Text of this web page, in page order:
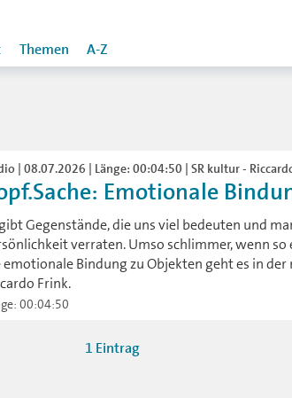
Themen A-Z
| 08.07.2026 | Länge: 00:04:50 | SR kultur -
Emotionale
Gegenstände, die uns viel bedeuten und
verraten. Umso schlimmer, wenn
emotionale Bindung zu Objekten geht es in
Frink.
00:04:50
1 Eintrag